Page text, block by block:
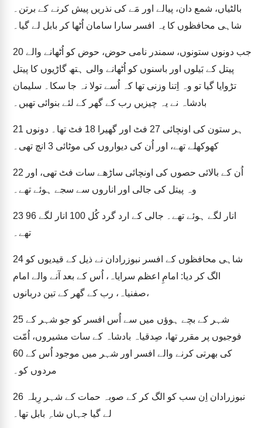
بالٹیاں، شمع دان، پیالے اور مَے کی نذریں پیش کرنے کے برتن۔
شاہی محافظوں کا یہ افسر سارا سامان اُٹھا کر بابل لے گیا۔
20
پیتل کے بَیلوں اور باسنوں کو اُٹھانے والی ہتھ گاڑیوں کا پیتل
تڑوایا گیا تو وہ اِتنا وزنی تھا کہ اُسے تولا نہ جا سکا۔ سلیمان
بادشاہ نے یہ چیزیں رب کے گھر کے لئے بنوائی تھیں۔
21
کھوکھلے تھے، اور اُن کی دیواروں کی موٹائی 3 انچ تھی۔
22
وہ پیتل کی جالی اور اناروں سے سجے ہوئے تھے۔
23 96 انار لگے ہوئے تھے۔ جالی کے ارد گرد کُل 100 انار لگے
تھے۔
24
الگ کر دیا: امامِ اعظم سرایاہ، اُس کے بعد آنے والے امام
صفنیاہ، رب کے گھر کے تین دربانوں،
25
فوجیوں پر مقرر تھا، صِدقیاہ بادشاہ کے سات مشیروں، اُمّت
کی بھرتی کرنے والے افسر اور شہر میں موجود اُس کے 60
مردوں کو۔
26
لے گیا جہاں شاہِ بابل تھا۔